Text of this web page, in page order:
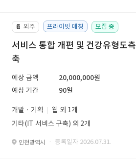
📔 외주 프라이빗 매칭 모집 중
서비스 통합 개편 및 건강유형도
축
예상 금액
20,000,000원
예상 기간
90일
개발 · 기획
웹 외 1개
기타(IT 서비스 구축) 외 2개
인천광역시 · 등록일자 2026.07.31.